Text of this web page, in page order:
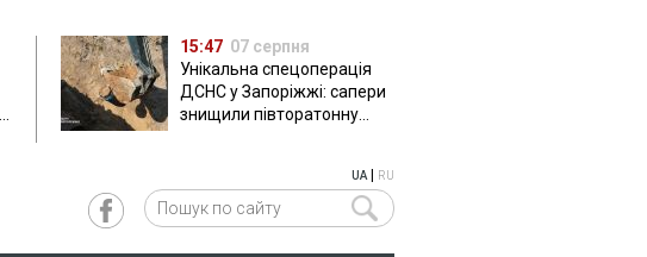
15:47 07 серпня
Унікальна спецоперація
ДСНС у Запоріжжі: сапери
знищили півторатонну
UA| RU